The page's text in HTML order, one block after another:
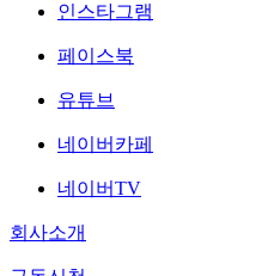
인스타그램
페이스북
유튜브
네이버카페
네이버TV
회사소개